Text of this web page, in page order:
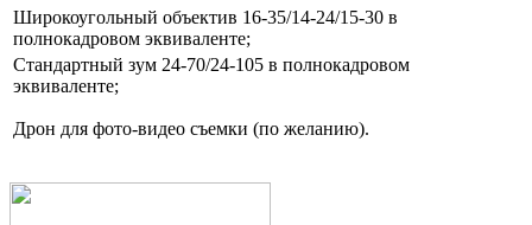
Широкоугольный объектив 16-35/14-24/15-30 в
полнокадровом эквиваленте;
Стандартный зум 24-70/24-105 в полнокадровом
эквиваленте;
Дрон для фото-видео съемки (по желанию).